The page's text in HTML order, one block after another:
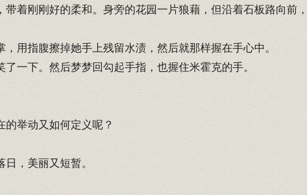
着刚刚好的柔和。身旁的花园一片狼藉，但沿着石板路向前
用指腹擦掉她手上残留水渍，然后就那样握在手心中。
一下。然后梦梦回勾起手指，也握住米霍克的手。
举动又如何定义呢？
，美丽又短暂。